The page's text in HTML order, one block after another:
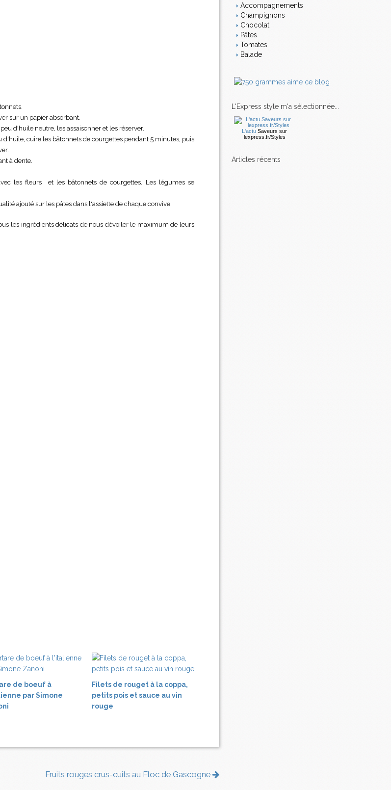
sur un papier absorbant.
d'huile neutre, les assaisonner et les réserver.
cuire les bâtonnets de courgettes pendant 5 minutes, puis
à dente.
les fleurs et les bâtonnets de courgettes. Les légumes se
ajouté sur les pâtes dans l'assiette de chaque convive.
les ingrédients délicats de nous dévoiler le maximum de leurs
de boeuf à
par Simone
Filets de rouget à la coppa,
petits pois et sauce au vin
rouge
Fruits rouges crus-cuits au Floc de Gascogne
Accompagnements
Champignons
Chocolat
Pâtes
Tomates
Balade
L'Express style m'a sélectionnée...
L'actu Saveurs sur
lexpress.fr/Styles
articles récents